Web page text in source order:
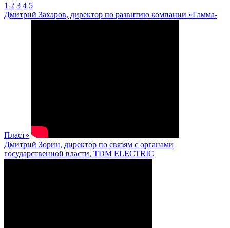
1 2 3 4 5
Дмитрий Захаров, директор по развитию компании «Гамма-
Пласт»
Дмитрий Зорин, директор по связям с органами
государственной власти, TDM ELECTRIC